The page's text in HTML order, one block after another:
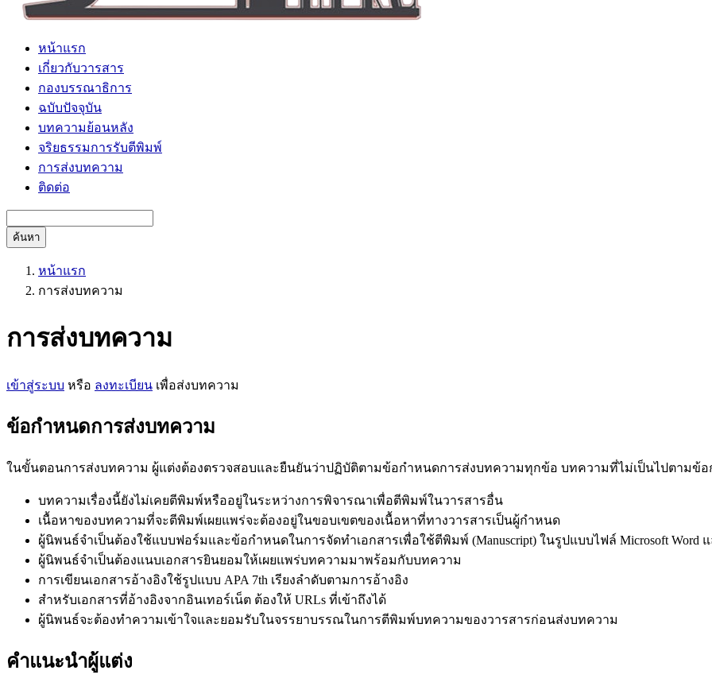
หน้าแรก
เกี่ยวกับวารสาร
กองบรรณาธิการ
ฉบับปัจจุบัน
บทความย้อนหลัง
จริยธรรมการรับตีพิมพ์
การส่งบทความ
ติดต่อ
ค้นหา
หน้าแรก
การส่งบทความ
การส่งบทความ
เข้าสู่ระบบ หรือ ลงทะเบียน เพื่อส่งบทความ
ข้อกำหนดการส่งบทความ
ในขั้นตอนการส่งบทความ ผู้แต่งต้องตรวจสอบและยืนยันว่าปฏิบัติตามข้อกำหนดการส่งบทความทุกข้อ บทความที่ไม่เป็นไปตามข้
บทความเรื่องนี้ยังไม่เคยตีพิมพ์หรืออยู่ในระหว่างการพิจารณาเพื่อตีพิมพ์ในวารสารอื่น
เนื้อหาของบทความที่จะตีพิมพ์เผยแพร่จะต้องอยู่ในขอบเขตของเนื้อหาที่ทางวารสารเป็นผู้กำหนด
ผู้นิพนธ์จำเป็นต้องใช้แบบฟอร์มและข้อกำหนดในการจัดทำเอกสารเพื่อใช้ตีพิมพ์ (Manuscript) ในรูปแบบไฟล์ Microsoft
ผู้นิพนธ์จำเป็นต้องแนบเอกสารยินยอมให้เผยแพร่บทความมาพร้อมกับบทความ
การเขียนเอกสารอ้างอิงใช้รูปแบบ APA 7th เรียงลำดับตามการอ้างอิง
สำหรับเอกสารที่อ้างอิงจากอินเทอร์เน็ต ต้องให้ URLs ที่เข้าถึงได้
ผู้นิพนธ์จะต้องทำความเข้าใจและยอมรับในจรรยาบรรณในการตีพิมพ์บทความของวารสารก่อนส่งบทความ
คำแนะนำผู้แต่ง